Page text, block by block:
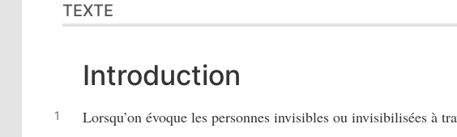
TEXTE
Introduction
Lorsqu’on évoque les personnes invisibles ou invisibilisées à